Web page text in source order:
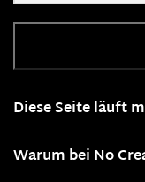
Diese Seite läuft
Warum bei No